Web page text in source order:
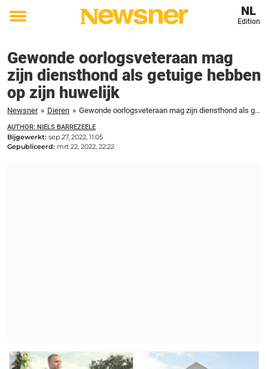
Toggle
NL
Edition
Gewonde oorlogsveteraan mag
zijn diensthond als getuige hebben
op zijn huwelijk
Newsner » Dieren » Gewonde oorlogsveteraan mag zijn diensthond als getuige hebben op zijn huwelijk
AUTHOR: NIELS BARREZEELE
Bijgewerkt: sep 27, 2022, 11:05
Gepubliceerd: mrt 22, 2022, 22:22